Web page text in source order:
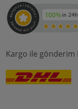
Kargo ile gönderim